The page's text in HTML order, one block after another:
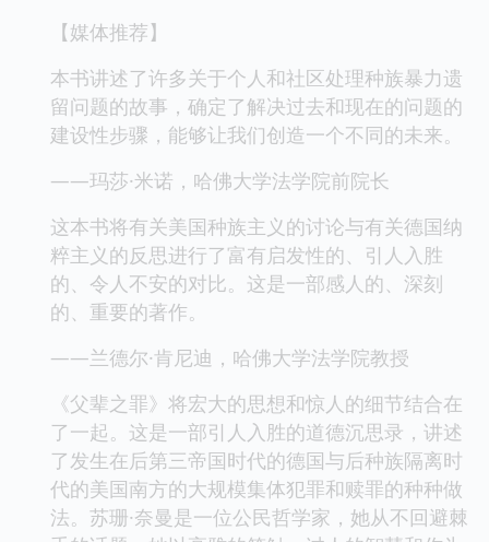
【媒体推荐】
本书讲述了许多关于个人和社区处理种族暴力遗
留问题的故事，确定了解决过去和现在的问题的
建设性步骤，能够让我们创造一个不同的未来。
——玛莎·米诺，哈佛大学法学院前院长
这本书将有关美国种族主义的讨论与有关德国纳
粹主义的反思进行了富有启发性的、引人入胜
的、令人不安的对比。这是一部感人的、深刻
的、重要的著作。
——兰德尔·肯尼迪，哈佛大学法学院教授
《父辈之罪》将宏大的思想和惊人的细节结合在
了一起。这是一部引人入胜的道德沉思录，讲述
了发生在后第三帝国时代的德国与后种族隔离时
代的美国南方的大规模集体犯罪和赎罪的种种做
法。苏珊·奈曼是一位公民哲学家，她从不回避棘